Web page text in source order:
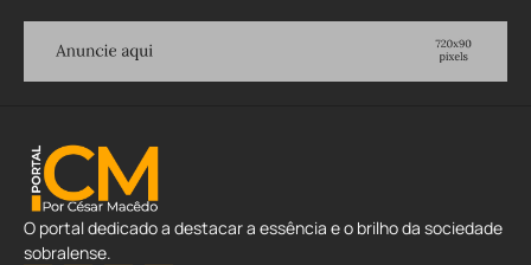
O portal dedicado a destacar a essência e o brilho da sociedade
sobralense.